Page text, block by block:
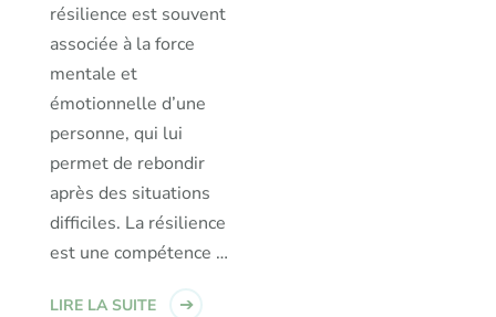
résilience est souvent
associée à la force
mentale et
émotionnelle d’une
personne, qui lui
permet de rebondir
après des situations
difficiles. La résilience
est une compétence …
LIRE LA SUITE